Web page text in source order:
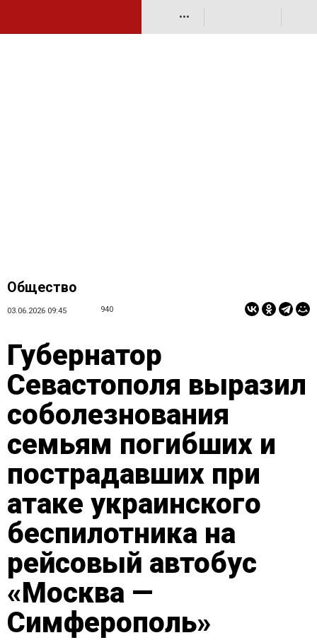
•••
Общество
03.06.2026 09:45 940
Губернатор
Севастополя выразил
соболезнования
семьям погибших и
пострадавших при
атаке украинского
беспилотника на
рейсовый автобус
«Москва —
Симферополь»